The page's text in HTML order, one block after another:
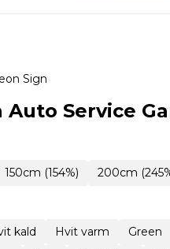
Sign
Auto Service
150cm (154%) 200cm
kald Hvit varm Green